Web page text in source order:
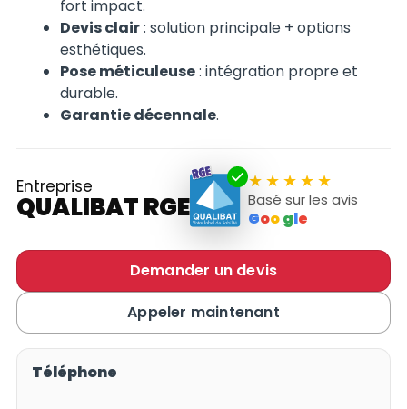
fort impact.
Devis clair: solution principale + options
esthétiques.
Pose méticuleuse: intégration propre et
durable.
Garantie décennale.
Entreprise
QUALIBAT RGE Basé sur les avis
Google
Demander un devis
Appeler maintenant
Téléphone